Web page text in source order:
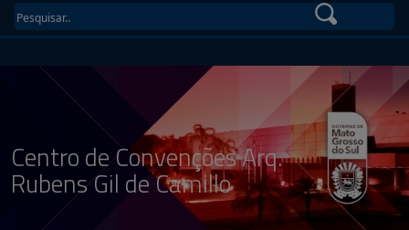
Centro de Convenções Arq.
Rubens Gil de Camillo